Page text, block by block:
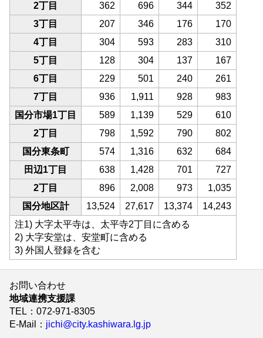
2丁目
362 696 344
352
3丁目
207 346 176
170
4丁目
304 593 283
310
5丁目
128 304 137
167
6丁目
229 501 240
261
7丁目
936 1,911 928
983
国分市場1丁目
589 1,139 529
610
2丁目
798 1,592 790
802
国分東条町
574 1,316 632
684
田辺1丁目
638 1,428 701
727
2丁目
896 2,008 973
1,035
国分地区計
13,524 27,617 13,374
14,243
注1) 大字太平寺は、太平寺2丁目に含める
2) 大字安堂は、安堂町に含める
3) 外国人登録を含む
お問い合わせ
地域連携支援課
TEL ：072-971-8305
E-Mail
： jichi@city.kashiwara.lg.jp